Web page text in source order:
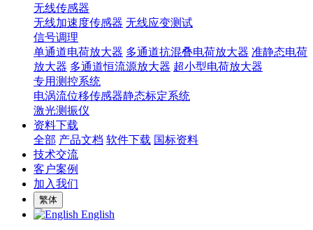
无线传感器
无线加速度传感器 无线应变测试
信号调理
单通道电荷放大器 多通道抗混叠电荷放大器 准静态电荷
放大器 多通道恒流源放大器 超小型电荷放大器
专用测控系统
电涡流位移传感器静态标定系统
激光测振仪
资料下载
全部 产品文档 软件下载 国标资料
技术交流
客户案例
加入我们
繁体
English